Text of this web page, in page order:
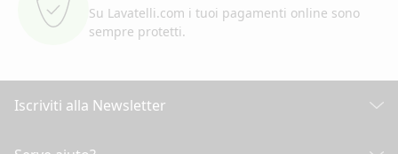
Su Lavatelli.com i tuoi pagamenti online sono
sempre protetti.
Iscriviti alla Newsletter